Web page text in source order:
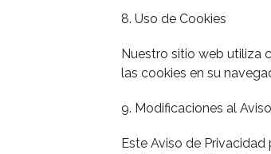
8. Uso de Cookies
Nuestro sitio web utiliza
las cookies en su
9. Modificaciones al
Este Aviso de